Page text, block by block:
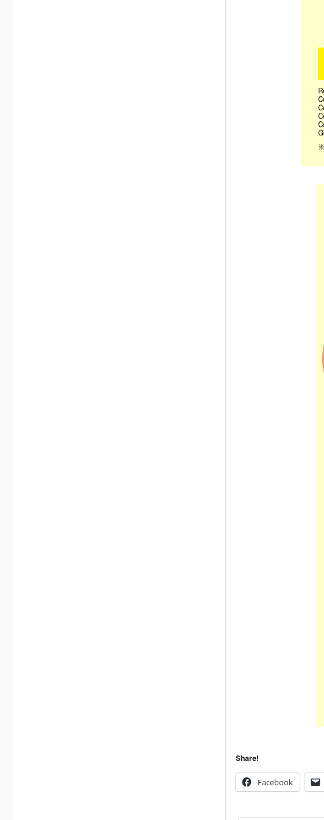
Share!
Facebook